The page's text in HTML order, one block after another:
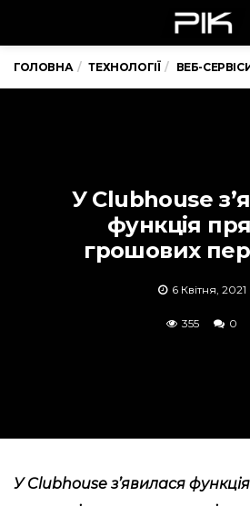
ГОЛОВНА ТЕХНОЛОГІЇ ВЕБ-
У Clubhouse
функція
грошових
6 Квітня, 2021
355 0
У Clubhouse з’явилася